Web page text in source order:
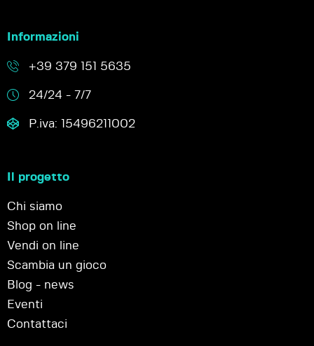
Informazioni
+39 379 151 5635
24/24 - 7/7
P.iva: 15496211002
Il progetto
Chi siamo
Shop on line
Vendi on line
Scambia un gioco
Blog - news
Eventi
Contattaci